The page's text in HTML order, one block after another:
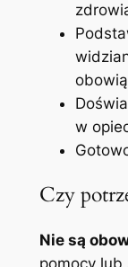
w
Czy
Nie są
pomocy lub